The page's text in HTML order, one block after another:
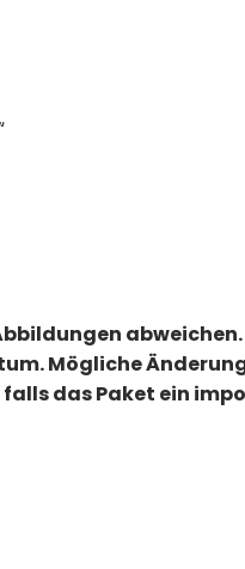
abweichen.
Mögliche
das Paket ein